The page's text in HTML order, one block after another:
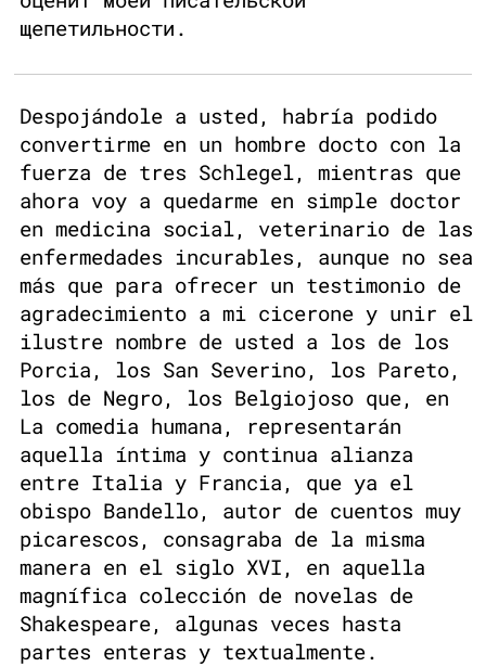
щепетильности.
Despojándole a usted, habría podido
convertirme en un hombre docto con la
fuerza de tres Schlegel, mientras que
ahora voy a quedarme en simple doctor
en medicina social, veterinario de las
enfermedades incurables, aunque no sea
más que para ofrecer un testimonio de
agradecimiento a mi cicerone y unir el
ilustre nombre de usted a los de los
Porcia, los San Severino, los Pareto,
los de Negro, los Belgiojoso que, en
La comedia humana, representarán
aquella íntima y continua alianza
entre Italia y Francia, que ya el
obispo Bandello, autor de cuentos muy
picarescos, consagraba de la misma
manera en el siglo XVI, en aquella
magnífica colección de novelas de
Shakespeare, algunas veces hasta
partes enteras y textualmente.